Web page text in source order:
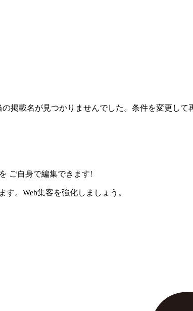
の掲載名が見つかりませんでした。条件を変更して
ご自身で編集できます!
。Web集客を強化しましょう。